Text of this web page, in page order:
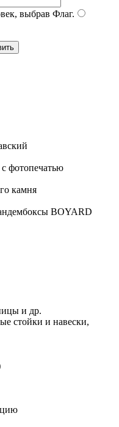
выбрав Флаг.
фотопечатью
камня
BOYARD
и др.
стойки и навески,